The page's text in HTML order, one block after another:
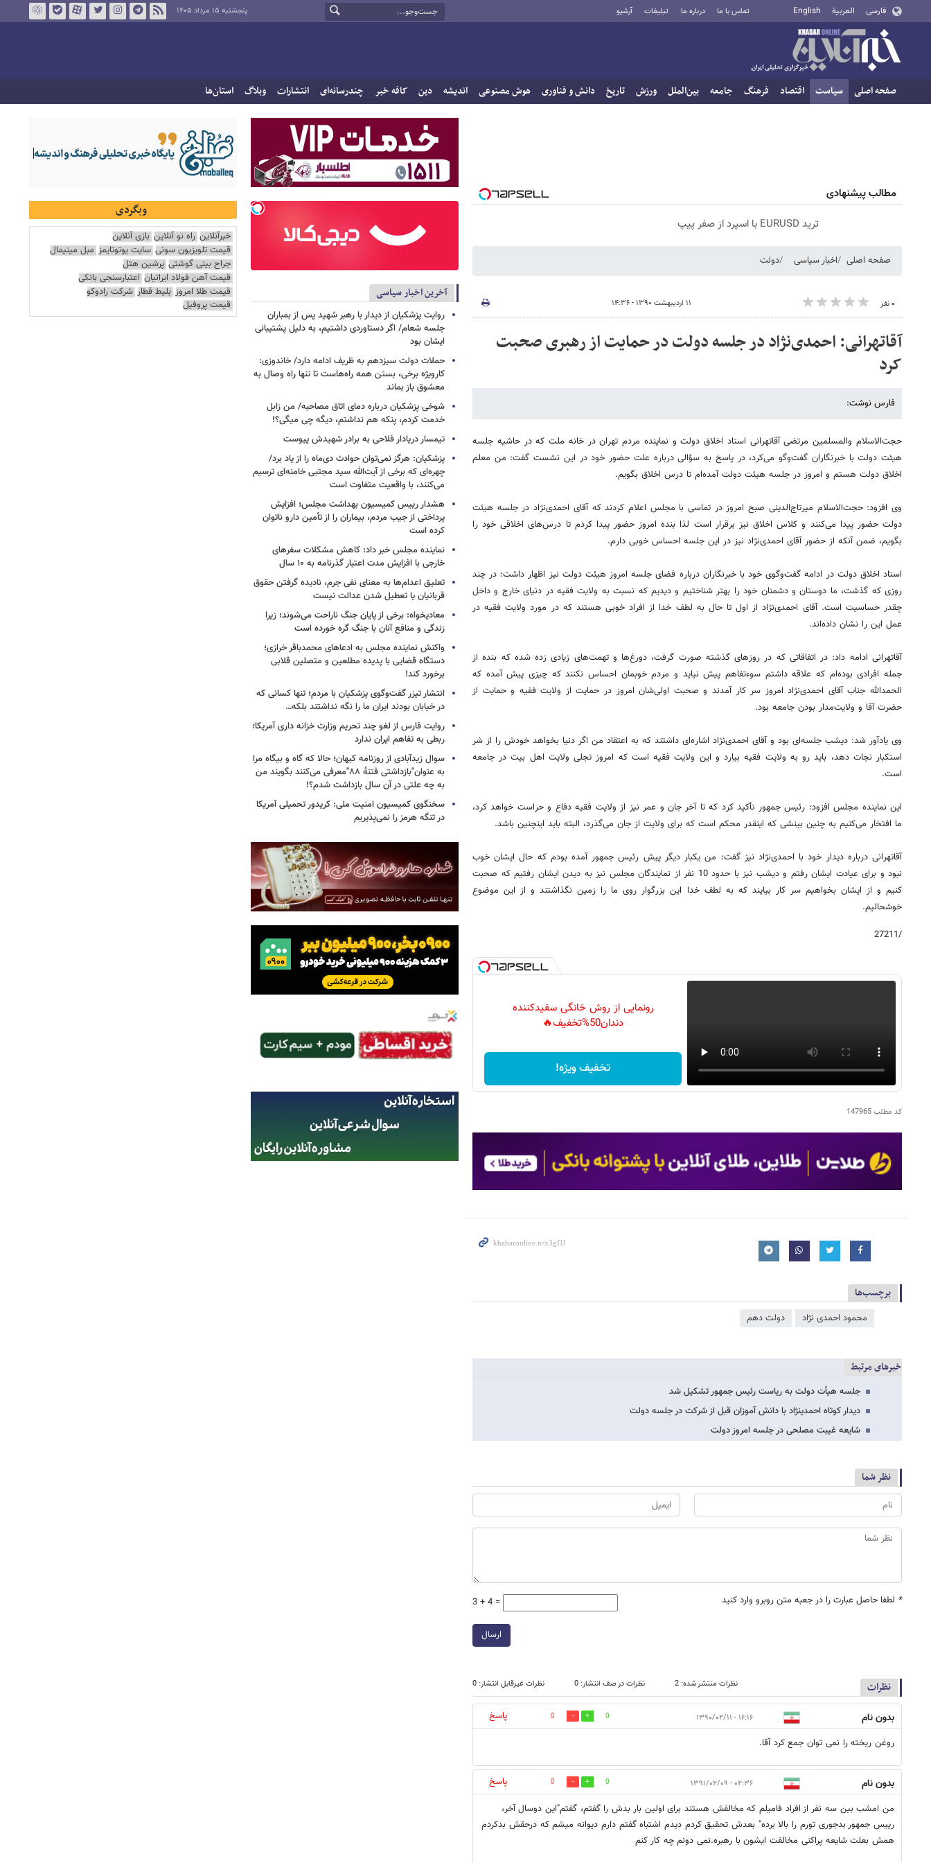
فارسی العربية English تماس با ما درباره ما تبلیغات آرشیو پنجشنبه ۱۵ مرداد ۱۴۰۵
صفحه اصلی سیاست اقتصاد فرهنگ جامعه بین‌الملل ورزش تاریخ دانش و فناوری هوش مصنوعی اندیشه دین کافه خبر چندرسانه‌ای انتشارات وبلاگ استان‌ها
مطالب پیشنهادی
ترید EURUSD با اسپرد از صفر پیپ
صفحه اصلی اخبار سیاسی دولت
۰ نفر ۱۱ اردیبهشت ۱۳۹۰ - ۱۴:۳۶
آقا‌تهرانی: احمدی‌نژاد در جلسه ‌دولت در حمایت از رهبری صحبت
کرد
فارس نوشت:
حجت‌الاسلام والمسلمین مرتضی آقا‌تهرانی استاد اخلاق دولت و نماینده مردم تهران در خانه ملت که در حاشیه جلسه
هیئت دولت با خبرنگاران گفت‌وگو می‌کرد، در پاسخ به سؤالی درباره علت حضور خود در این نشست گفت: من معلم
اخلاق دولت هستم و امروز در جلسه هیئت دولت آمده‌ام تا درس اخلاق بگویم.
وی افزود: حجت‌الاسلام میرتاج‌الدینی صبح امروز در تماسی با مجلس اعلام کردند که آقای احمدی‌نژاد در جلسه هیئت
دولت حضور پیدا می‌کنند و کلاس اخلاق نیز برقرار است لذا بنده امروز حضور پیدا کردم تا درس‌های اخلاقی خود را
بگویم، ضمن آنکه از حضور آقای احمدی‌نژاد نیز در این جلسه احساس خوبی دارم.
استاد اخلاق دولت در ادامه گفت‌وگوی خود با خبرنگاران درباره فضای جلسه امروز هیئت دولت نیز اظهار داشت: در چند
روزی که گذشت، ما دوستان و دشمنان خود را بهتر شناختیم و دیدیم که نسبت به ولایت فقیه در دنیای خارج و داخل
چقدر حساسیت است. آقای احمدی‌نژاد از اول تا حال به لطف خدا از افراد خوبی هستند که در مورد ولایت فقیه در
عمل این را نشان داده‌اند.
آقاتهرانی ادامه داد: در اتفاقاتی که در روزهای گذشته صورت گرفت، دورغ‌ها و تهمت‌های زیادی زده شده که بنده از
جمله افرادی بوده‌ام که علاقه داشتم سوء‌تفاهم پیش نیاید و مردم خوبمان احساس نکنند که چیزی پیش آمده که
الحمدالله جناب آقای احمدی‌نژاد امروز سر کار آمدند و صحبت‌ اولی‌شان امروز در حمایت از ولایت فقیه و حمایت از
حضرت آقا و ولایت‌مدار بودن جامعه بود.
وی یادآور شد: دیشب جلسه‌ای بود و آقای احمدی‌نژاد اشاره‌ای داشتند که به اعتقاد من اگر دنیا بخواهد خودش را از شر
استکبار نجات دهد، باید رو به ولایت فقیه بیارد و این ولایت فقیه است که امروز تجلی ولایت اهل بیت در جامعه
است.
این نماینده مجلس افزود: رئیس جمهور تأکید کرد که تا آخر جان و عمر نیز از ولایت فقیه دفاع و حراست خواهد کرد،
ما افتخار می‌کنیم به چنین بینشی که اینقدر محکم است که برای ولایت از جان می‌گذرد، البته باید اینچنین باشد.
آقاتهرانی درباره دیدار خود با احمدی‌نژاد نیز گفت: من یکبار دیگر پیش رئیس جمهور آمده بودم که حال ایشان خوب
نبود و برای عیادت ایشان رفتم و دیشب نیز با حدود 10 نفر از نمایندگان مجلس نیز به دیدن ایشان رفتیم که صحبت
کنیم و از ایشان بخواهیم سر کار بیایند که به لطف خدا این بزرگوار روی ما را زمین نگذاشتند و از این موضوع
خوشحالیم.
/27211
رونمایی از روش خانگی سفیدکننده
دندان50%تخفیف🔥
تخفیف ویژه!
کد مطلب147965
برچسب‌ها
محمود احمدی ‌نژاد دولت دهم
خبرهای مرتبط
جلسه هیأت دولت به ریاست رئیس جمهور تشکیل شد
دیدار کوتاه احمدی​نژاد با دانش آموزان قبل از شرکت در جلسه دولت
شایعه غیبت مصلحی در جلسه امروز دولت
نظر شما
* لطفا حاصل عبارت را در جعبه متن روبرو وارد کنید 3 + 4 =
ارسال
نظرات نظرات منتشر شده: 2 نظرات در صف انتشار: 0 نظرات غیرقابل انتشار: 0
بدون نام ۱۶:۱۶ - ۱۳۹۰/۰۲/۱۱ 0
0
پاسخ
روغن ریخته را نمی توان جمع کرد آقا.
بدون نام ۰۲:۳۶ - ۱۳۹۱/۰۲/۰۹ 0
0
پاسخ
من امشب بین سه نفر از افراد فامیلم که مخالفش هستند برای اولین بار بدش را گفتم، گفتم"این دوسال آخر،
رییس جمهور بدجوری تورم را بالا برده" بعدش تحقیق کردم دیدم اشتباه گفتم دارم دیوانه میشم که درحقش بدکردم
همش بعلت شایعه پراکنی مخالفت ایشون با رهبره.نمی دونم چه کار کنم
آخرین اخبار سیاسی
روایت پزشکیان از دیدار با رهبر شهید پس از بمباران
جلسه شعام/ اگر دستاوردی داشتیم، به دلیل پشتیبانی
ایشان بود
حملات دولت سیزدهم به ظریف ادامه دارد/ خاندوزی:
کارویژه برخی، بستن همه راه‌هاست تا تنها راه وصال به
معشوق باز بماند
شوخی پزشکیان درباره دمای اتاق مصاحبه/ من زابل
خدمت کردم، پنکه هم نداشتم، دیگه چی میگی؟!
تیمسار دریادار فلاحی به برادر شهیدش پیوست
پزشکیان: هرگز نمی‌توان حوادث دی‌ماه را از یاد برد/
چهره‌ای که برخی از آیت‌الله سید مجتبی خامنه‌ای ترسیم
می‌کنند، با واقعیت متفاوت است
هشدار رییس کمیسیون بهداشت مجلس؛ افزایش
پرداختی از جیب مردم، بیماران را از تأمین دارو ناتوان
کرده است
نماینده مجلس خبر داد: کاهش مشکلات سفرهای
خارجی با افزایش مدت اعتبار گذرنامه به ۱۰ سال
تعلیق اعدام‌ها به معنای نفی جرم، نادیده گرفتن حقوق
قربانیان یا تعطیل شدن عدالت نیست
معادیخواه: برخی از پایان جنگ ناراحت می‌شوند؛ زیرا
زندگی و منافع آنان با جنگ گره خورده است
واکنش نماینده مجلس به ادعاهای محمدباقر خرازی؛
دستگاه قضایی با پدیده مطلعین و متصلین قلابی
برخورد کند!
انتشار تیزر گفت‌وگوی پزشکیان با مردم؛ تنها کسانی که
در خیابان بودند ایران ما را نگه نداشتند بلکه…
روایت فارس از لغو چند تحریم وزارت خزانه داری آمریکا؛
ربطی به تفاهم ایران ندارد
سوال زیدآبادی از روزنامه کیهان؛ حالا که گاه و بیگاه مرا
به عنوان"بازداشتی فتنهٔ ۸۸"معرفی می‌کنند بگویند من
به چه علتی در آن سال بازداشت شدم؟!
سخنگوی کمیسیون امنیت ملی: کریدور تحمیلی آمریکا
در تنگه هرمز را نمی‌پذیریم
وبگردی
خبرآنلاین راه نو آنلاین بازی آنلاین
قیمت تلویزیون سونی سایت یوتوتایمز مبل مینیمال
جراح بینی گوشتی پرشین هتل
قیمت آهن فولاد ایرانیان اعتبارسنجی بانکی
قیمت طلا امروز بلیط قطار شرکت رادوکو
قیمت پروفیل